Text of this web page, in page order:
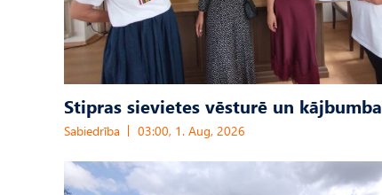
Stipras sievietes vēsturē un kājbumba
Sabiedrība 03:00, 1. Aug, 2026